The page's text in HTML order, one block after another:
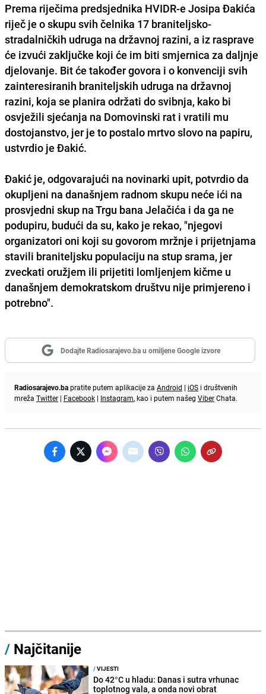
Prema riječima predsjednika HVIDR-e Josipa Đakića
riječ je o skupu svih čelnika 17 braniteljsko-
stradalničkih udruga na državnoj razini, a iz rasprave
će izvući zaključke koji će im biti smjernica za daljnje
djelovanje. Bit će također govora i o konvenciji svih
zainteresiranih braniteljskih udruga na državnoj
razini, koja se planira održati do svibnja, kako bi
osvježili sjećanja na Domovinski rat i vratili mu
dostojanstvo, jer je to postalo mrtvo slovo na papiru,
ustvrdio je Đakić.
Đakić je, odgovarajući na novinarki upit, potvrdio da
okupljeni na današnjem radnom skupu neće ići na
prosvjedni skup na Trgu bana Jelačića i da ga ne
podupiru, budući da su, kako je rekao, "njegovi
organizatori oni koji su govorom mržnje i prijetnjama
stavili braniteljsku populaciju na stup srama, jer
zveckati oružjem ili prijetiti lomljenjem kičme u
današnjem demokratskom društvu nije primjereno i
potrebno".
Dodajte Radiosarajevo.ba u omiljene Google izvore
Radiosarajevo.bapratite putem aplikacije za Android | iOS i društvenih
mreža Twitter | Facebook | Instagram, kao i putem našeg ViberChata.
/ Najčitanije
/VIJESTI
Do 42°C u hladu: Danas i sutra vrhunac
toplotnog vala, a onda novi obrat